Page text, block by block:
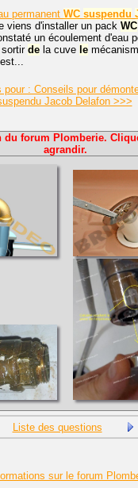
permanent WC suspendu
viens d'installer un pack WC
un écoulement d'eau
sortir de la cuve le
: Conseils pour
Jacob Delafon >>>
du forum Plomberie.
agrandir.
Liste des questions
sur le forum